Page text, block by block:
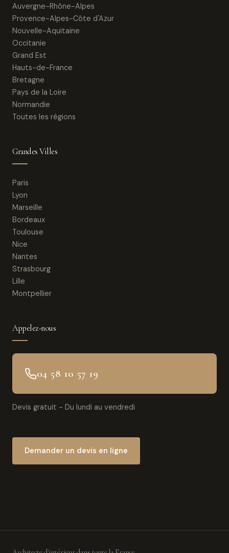
Auvergne-Rhône-Alpes
Provence-Alpes-Côte d'Azur
Nouvelle-Aquitaine
Occitanie
Grand Est
Hauts-de-France
Bretagne
Pays de la Loire
Normandie
Toutes les régions
Grandes Villes
Paris
Lyon
Marseille
Bordeaux
Toulouse
Nice
Nantes
Strasbourg
Lille
Montpellier
Appelez-nous
04 58 10 57 19
Devis gratuit - Du lundi au vendredi
Demander un devis en ligne